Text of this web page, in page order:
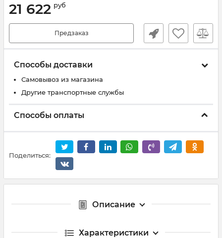
21 622 руб
Предзаказ
Способы доставки
Самовывоз из магазина
Другие транспортные службы
Способы оплаты
Поделиться:
Описание
Характеристики